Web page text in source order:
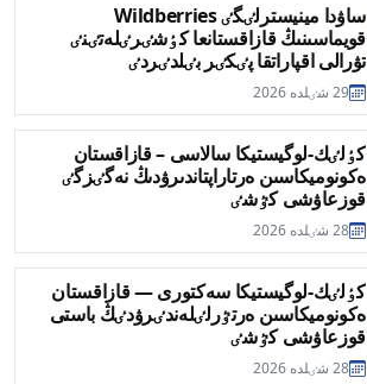
ساۋدا مينيسترلٸگٸ Wildberries
قويماسىنىڭ قازاقستانعا كٶشٸرٸلەتٸنٸ
تۋرالى اقپاراتقا پٸكٸر بٸلدٸردٸ
29 شٸلدە 2026
كٶلٸك-لوگيستيكا سالاسى – قازاقستان
ەكونوميكاسىن ەرتاراپتاندىرۋدىڭ نەگٸزگٸ
قوزعاۋشى كٷشٸ
28 شٸلدە 2026
كٶلٸك-لوگيستيكا سەكتورى — قازاقستان
ەكونوميكاسىن ەرتٷرلٸلەندٸرۋدٸڭ باستى
قوزعاۋشى كٷشٸ
28 شٸلدە 2026